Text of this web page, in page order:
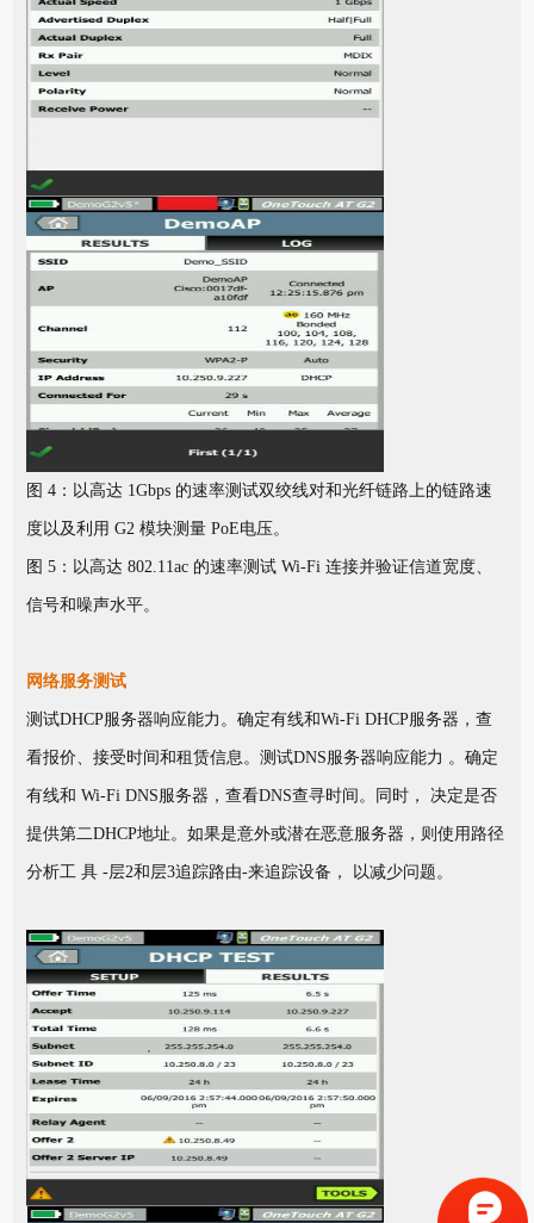
图 4：以高达 1Gbps 的速率测试双绞线对和光纤链路上的链路速
度以及利用 G2 模块测量 PoE电压。
图 5：以高达 802.11ac 的速率测试 Wi-Fi 连接并验证信道宽度、
信号和噪声水平。
网络服务测试
测试DHCP服务器响应能力。确定有线和Wi-Fi DHCP服务器，查
看报价、接受时间和租赁信息。测试DNS服务器响应能力 。确定
有线和 Wi-Fi DNS服务器，查看DNS查寻时间。同时， 决定是否
提供第二DHCP地址。如果是意外或潜在恶意服务器，则使用路径
分析工 具 -层2和层3追踪路由-来追踪设备， 以减少问题。